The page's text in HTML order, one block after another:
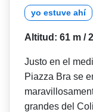
yo estuve ahí
Altitud: 61 m /
Justo en el
Piazza Bra se
grandes del